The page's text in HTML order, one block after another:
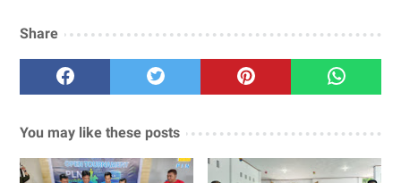
Share
You may like these posts